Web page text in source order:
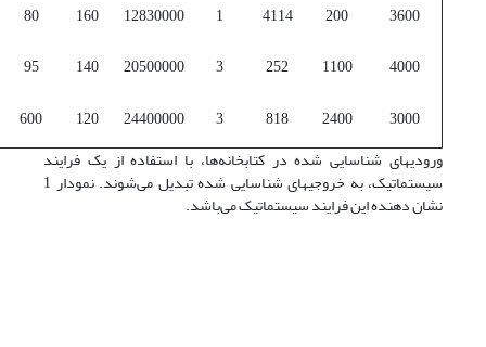
3600
200
4114
1
12830000
160
80
4000
1100
252
3
20500000
140
95
3000
2400
818
3
24400000
120
600
ورودیهای شناسایی شده در کتابخانه‌ها، با استفاده از یک فرایند
سیستماتیک، به خروجیهای شناسایی شده تبدیل می‌شوند. نمودار 1
نشان دهنده این فرایند سیستماتیک می‌باشد.